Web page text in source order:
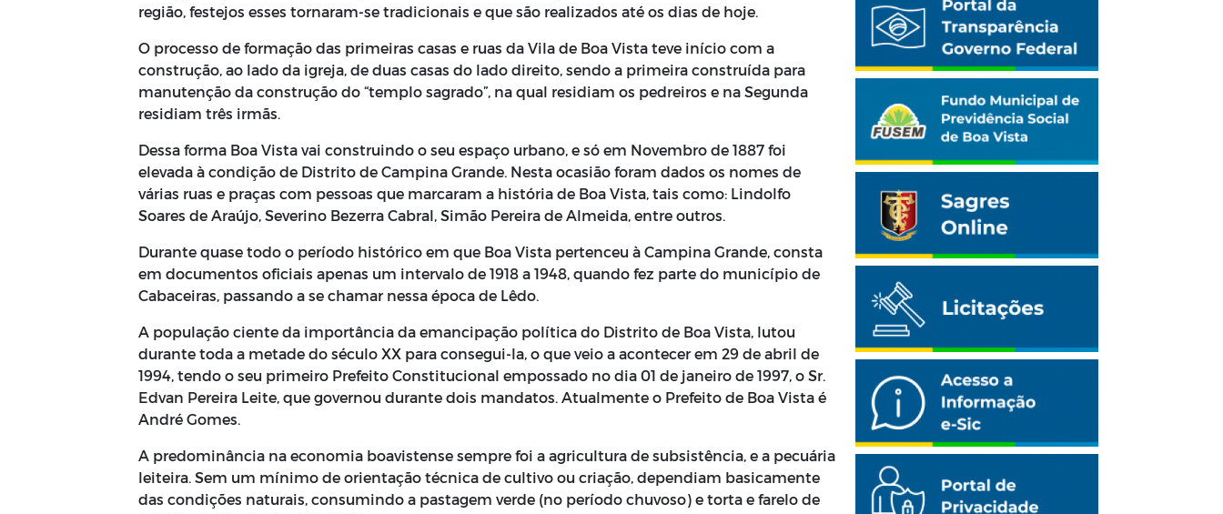
região, festejos esses tornaram-se tradicionais e que são realizados até os dias de hoje.
O processo de formação das primeiras casas e ruas da Vila de Boa Vista teve início com a
construção, ao lado da igreja, de duas casas do lado direito, sendo a primeira construída para
manutenção da construção do “templo sagrado”, na qual residiam os pedreiros e na Segunda
residiam três irmãs.
Dessa forma Boa Vista vai construindo o seu espaço urbano, e só em Novembro de 1887 foi
elevada à condição de Distrito de Campina Grande. Nesta ocasião foram dados os nomes de
várias ruas e praças com pessoas que marcaram a história de Boa Vista, tais como: Lindolfo
Soares de Araújo, Severino Bezerra Cabral, Simão Pereira de Almeida, entre outros.
Durante quase todo o período histórico em que Boa Vista pertenceu à Campina Grande, consta
em documentos oficiais apenas um intervalo de 1918 a 1948, quando fez parte do município de
Cabaceiras, passando a se chamar nessa época de Lêdo.
A população ciente da importância da emancipação política do Distrito de Boa Vista, lutou
durante toda a metade do século XX para consegui-la, o que veio a acontecer em 29 de abril de
1994, tendo o seu primeiro Prefeito Constitucional empossado no dia 01 de janeiro de 1997, o Sr.
Edvan Pereira Leite, que governou durante dois mandatos. Atualmente o Prefeito de Boa Vista é
André Gomes.
A predominância na economia boavistense sempre foi a agricultura de subsistência, e a pecuária
leiteira. Sem um mínimo de orientação técnica de cultivo ou criação, dependiam basicamente
das condições naturais, consumindo a pastagem verde (no período chuvoso) e torta e farelo de